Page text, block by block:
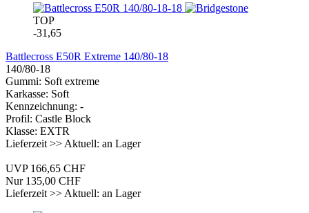
TOP
-31,65
Battlecross E50R Extreme 140/80-18
140/80-18
Gummi: Soft extreme
Karkasse: Soft
Kennzeichnung: -
Profil: Castle Block
Klasse: EXTR
Lieferzeit >> Aktuell: an Lager
UVP 166,65 CHF
Nur 135,00 CHF
Lieferzeit >> Aktuell: an Lager